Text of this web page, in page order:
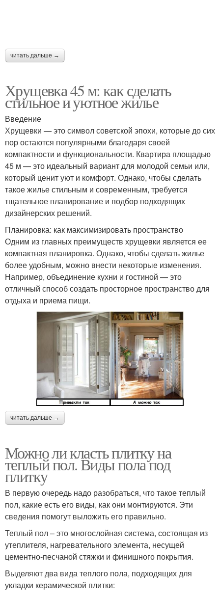
читать дальше →
Хрущевка 45 м: как сделать
стильное и уютное жилье
Введение
Хрущевки — это символ советской эпохи, которые до сих
пор остаются популярными благодаря своей
компактности и функциональности. Квартира площадью
45 м — это идеальный вариант для молодой семьи или,
который ценит уют и комфорт. Однако, чтобы сделать
такое жилье стильным и современным, требуется
тщательное планирование и подбор подходящих
дизайнерских решений.
Планировка: как максимизировать пространство
Одним из главных преимуществ хрущевки является ее
компактная планировка. Однако, чтобы сделать жилье
более удобным, можно внести некоторые изменения.
Например, объединение кухни и гостиной — это
отличный способ создать просторное пространство для
отдыха и приема пищи.
читать дальше →
Можно ли класть плитку на
теплый пол. Виды пола под
плитку
В первую очередь надо разобраться, что такое теплый
пол, какие есть его виды, как они монтируются. Эти
сведения помогут выложить его правильно.
Теплый пол – это многослойная система, состоящая из
утеплителя, нагревательного элемента, несущей
цементно-песчаной стяжки и финишного покрытия.
Выделяют два вида теплого пола, подходящих для
укладки керамической плитки: